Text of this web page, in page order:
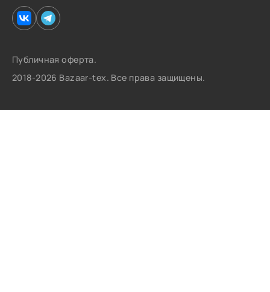
Публичная оферта.
2018-2026 Bazaar-tex. Все права защищены.